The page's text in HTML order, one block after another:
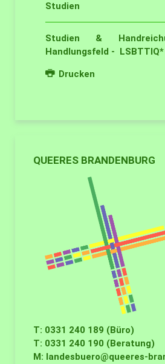
Studien
Studien &
Handlungsfeld -
Drucken
QUEERES BRANDENBURG
T: 0331 240 189 (Büro)
T: 0331 240 190 (Beratung)
M: landesbuero@queeres-